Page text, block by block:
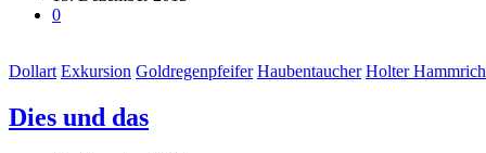
0
Dollart Exkursion Goldregenpfeifer Haubentaucher Holter Hammrich
Dies und das